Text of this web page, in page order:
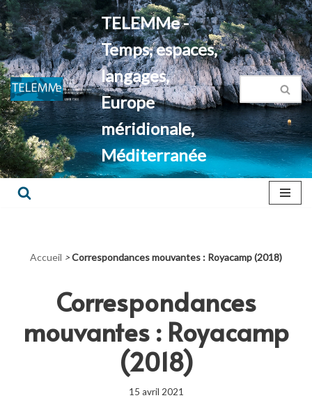
Aller
au
contenu
TELEMMe -
Temps, espaces,
langages,
Europe
méridionale,
Méditerranée
Accueil >Correspondances mouvantes : Royacamp (2018)
Correspondances
mouvantes : Royacamp
(2018)
15 avril 2021